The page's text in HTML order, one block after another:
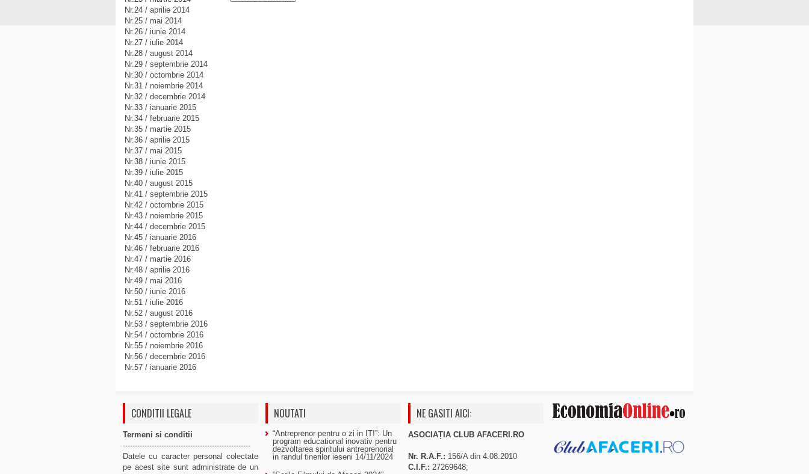
Nr.24 / aprilie 2014
Nr.25 / mai 2014
Nr.26 / iunie 2014
Nr.27 / iulie 2014
Nr.28 / august 2014
Nr.29 / septembrie 2014
Nr.30 / octombrie 2014
Nr.31 / noiembrie 2014
Nr.32 / decembrie 2014
Nr.33 / ianuarie 2015
Nr.34 / februarie 2015
Nr.35 / martie 2015
Nr.36 / aprilie 2015
Nr.37 / mai 2015
Nr.38 / iunie 2015
Nr.39 / iulie 2015
Nr.40 / august 2015
Nr.41 / septembrie 2015
Nr.42 / octombrie 2015
Nr.43 / noiembrie 2015
Nr.44 / decembrie 2015
Nr.45 / ianuarie 2016
Nr.46 / februarie 2016
Nr.47 / martie 2016
Nr.48 / aprilie 2016
Nr.49 / mai 2016
Nr.50 / iunie 2016
Nr.51 / iulie 2016
Nr.52 / august 2016
Nr.53 / septembrie 2016
Nr.54 / octombrie 2016
Nr.55 / noiembrie 2016
Nr.56 / decembrie 2016
Nr.57 / ianuarie 2016
CONDITII LEGALE
Termeni si conditii
-----------------------------------------------------
Datele cu caracter personal colectate
pe acest site sunt administrate de un
NOUTATI
“Antreprenor pentru o zi in IT!”: Un
program educational inovativ pentru
dezvoltarea spiritului antreprenorial
in randul tinerilor ieseni 14/11/2024
NE GASITI AICI:
ASOCIAȚIA CLUB AFACERI.RO
Nr. R.A.F.: 156/A din 4.08.2010
C.I.F.: 27269648;